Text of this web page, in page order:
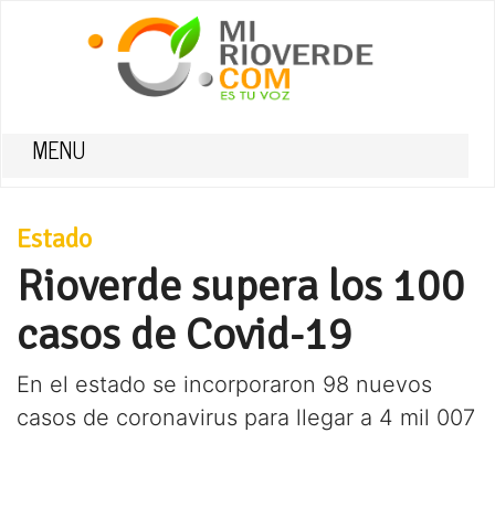
MENU
Estado
Rioverde supera los 100
casos de Covid-19
En el estado se incorporaron 98 nuevos
casos de coronavirus para llegar a 4 mil 007